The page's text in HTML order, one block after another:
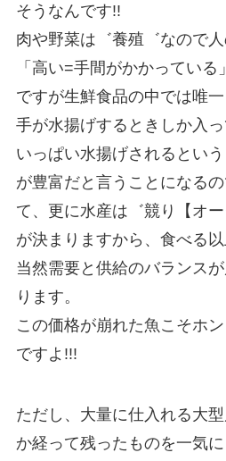
そうなんです!!
肉や野菜は゛養殖゛なので
「高い=手間がかかってい
ですが生鮮食品の中では唯
手が水揚げするときしか入っ
いっぱい水揚げされるとい
が豊富だと言うことになる
て、更に水産は゛競り【オ
が決まりますから、食べる
当然需要と供給のバランス
ります。
この価格が崩れた魚こそホ
ですよ!!!
ただし、大量に仕入れる大
か経って残ったものを一気